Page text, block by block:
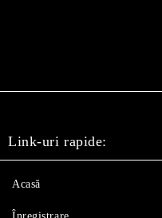
Link-uri rapide:
Acasă